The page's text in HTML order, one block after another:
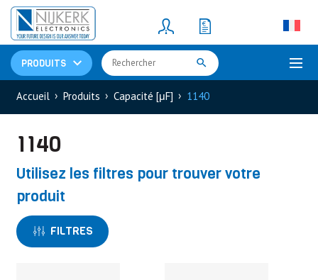
PRODUITS
Resistors(781)
Shunt Resistor
Accueil Produits Capacité [μF] 1140
1140
Utilisez les filtres pour trouver votre
produit
FILTRES